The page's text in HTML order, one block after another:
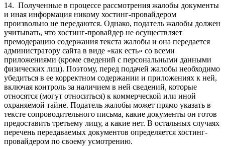
14. Полученные в процессе рассмотрения жалобы документы
и иная информация никому хостинг-провайдером
произвольно не передаются. Однако, податель жалобы должен
учитывать, что хостинг-провайдер не осуществляет
премодерацию содержания текста жалобы и она передается
администратору сайта в виде «как есть» со всеми
приложениями (кроме сведений с персональными данными
физических лиц). Поэтому, перед подачей жалобы необходимо
убедиться в ее корректном содержании и приложениях к ней,
включая контроль за наличием в ней сведений, которые
относятся (могут относиться) к коммерческой или иной
охраняемой тайне. Податель жалобы может прямо указать в
тексте сопроводительного письма, какие документы он готов
предоставить третьему лицу, а какие нет. В остальных случаях
перечень передаваемых документов определяется хостинг-
провайдером по своему усмотрению.